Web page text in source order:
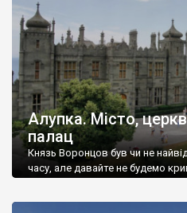
Алупка. Місто,
палац
Князь Воронцов був чи не
часу, але давайте не будемо